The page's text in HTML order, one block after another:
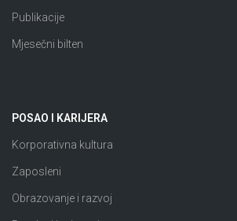
Publikacije
Mjesečni bilten
POSAO I KARIJERA
Korporativna kultura
Zaposleni
Obrazovanje i razvoj